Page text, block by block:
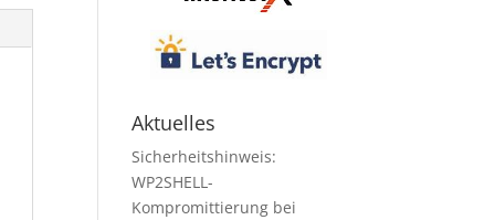
Aktuelles
Sicherheitshinweis:
WP2SHELL-
Kompromittierung bei